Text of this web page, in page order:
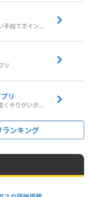
歩いたりアンケート回答など幅広い手段でポイントをゲット
リ
リ
ペットを育ってポイ活しよう！可愛くやりがいがある新感覚アプリ
ランキング